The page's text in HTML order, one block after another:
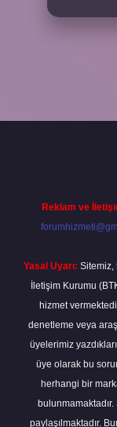
Reklam ve
Yasal Uyarı: Sitemiz,
İletişim Kurumu
hizmet
denetleme veya
üyelerimiz
üye olarak bu
herhangi bir
bulunmamaktadır.
paylaşılmaktadır.